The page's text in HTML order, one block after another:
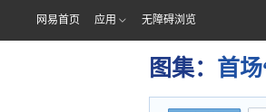
网易首页 应用 无障碍浏览
图集： 首